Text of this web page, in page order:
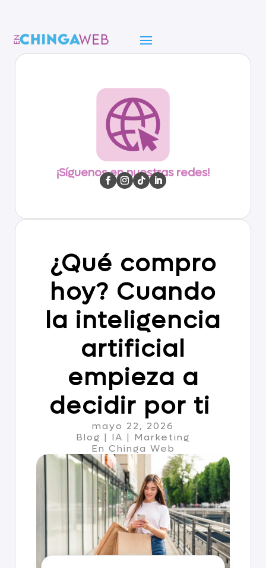
¡Síguenos en nuestras redes!
¿Qué compro
hoy? Cuando
la inteligencia
artificial
empieza a
decidir por ti
mayo 22, 2026
Blog | IA | Marketing
En Chinga Web